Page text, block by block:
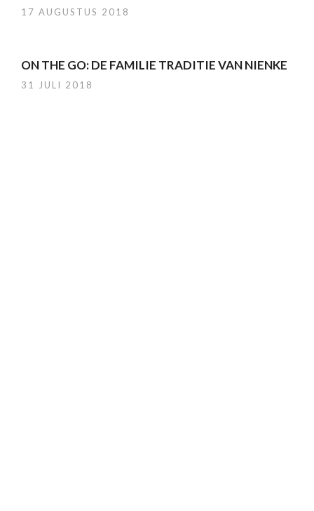
17 AUGUSTUS 2018
ON THE GO: DE FAMILIE TRADITIE VAN NIENKE
31 JULI 2018